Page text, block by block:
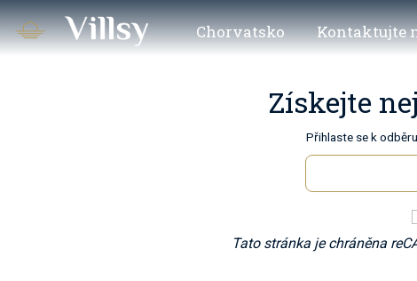
Chorvatsko Kontaktujte
Získejte
Přihlaste se k
Tato stránka je chráněna